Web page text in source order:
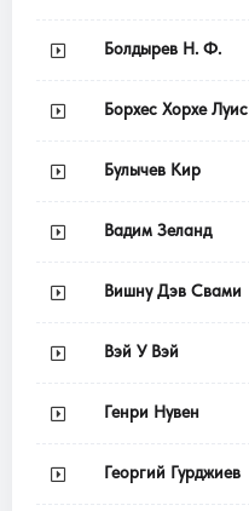
Болдырев Н. Ф.
Борхес Хорхе Луис
Булычев Кир
Вадим Зеланд
Вишну Дэв Свами
Вэй У Вэй
Генри Нувен
Георгий Гурджиев